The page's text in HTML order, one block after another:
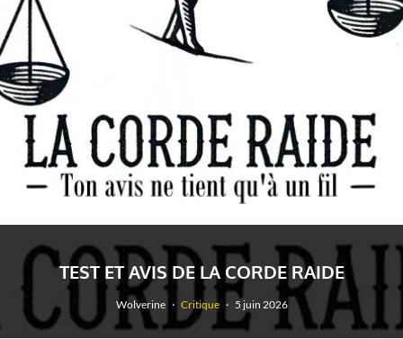
TEST ET AVIS DE LA CORDE RAIDE
Wolverine · Critique · 5 juin 2026